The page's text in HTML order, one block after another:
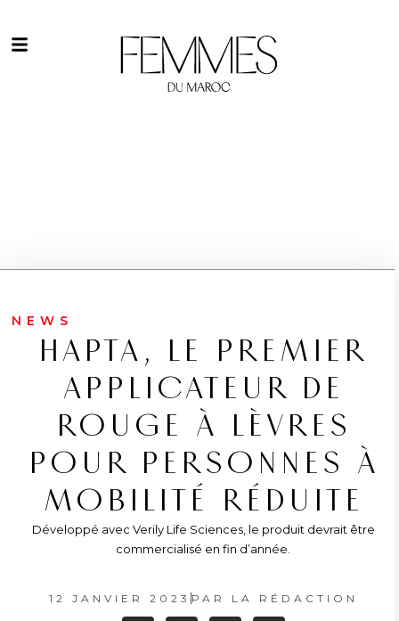
NEWS
HAPTA, LE PREMIER
APPLICATEUR DE
ROUGE À LÈVRES
POUR PERSONNES À
MOBILITÉ RÉDUITE
Développé avec Verily Life Sciences, le produit devrait être
commercialisé en fin d’année.
12 JANVIER 2023 PAR LA RÉDACTION